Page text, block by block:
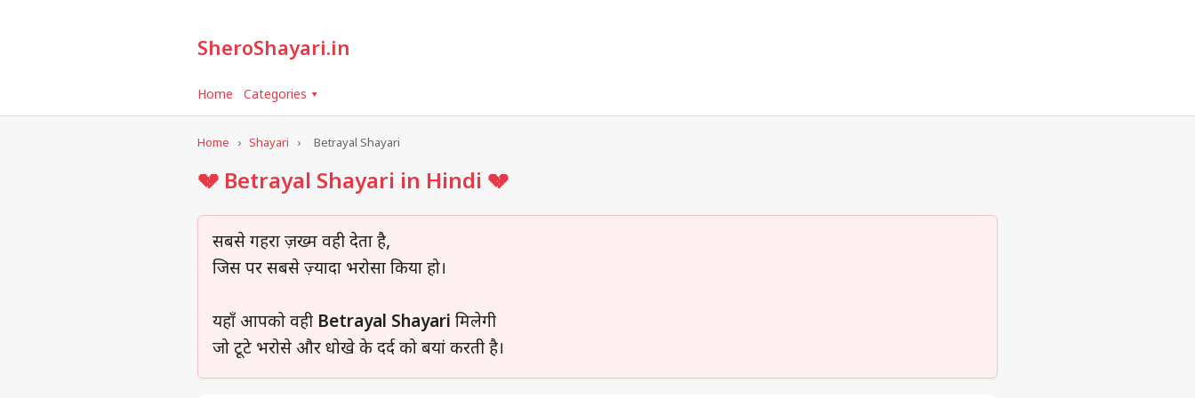
SheroShayari.in
Home Categories ▾
Home › Shayari › Betrayal Shayari
💔 Betrayal Shayari in Hindi 💔
सबसे गहरा ज़ख्म वही देता है,
जिस पर सबसे ज़्यादा भरोसा किया हो।
यहाँ आपको वही Betrayal Shayari मिलेगी
जो टूटे भरोसे और धोखे के दर्द को बयां करती है।